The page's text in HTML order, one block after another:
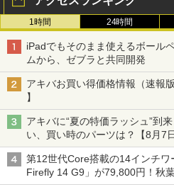
1時間 24時間
iPadでもそのまま使えるボール
ムから、ゼブラと共同開発
アキバお買い得価格情報（速報
】
アキバに“夏の特価ラッシュ”到
い、買い時のパーツは？【8月7
第12世代Core搭載の14インチ
Firefly 14 G9」が79,800円！秋